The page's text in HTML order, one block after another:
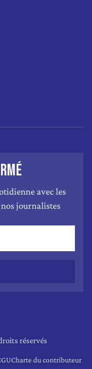
avec les
journalistes
réservés
Charte du contributeur